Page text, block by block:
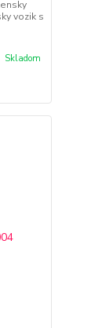
vozik s
Skladom